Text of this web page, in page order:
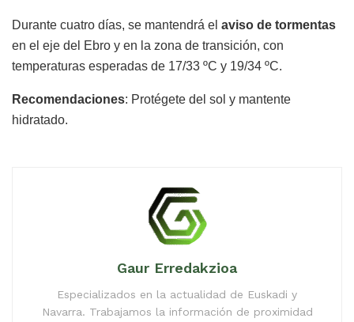
Durante cuatro días, se mantendrá el aviso de tormentas
en el eje del Ebro y en la zona de transición, con
temperaturas esperadas de 17/33 ºC y 19/34 ºC.
Recomendaciones: Protégete del sol y mantente
hidratado.
Gaur Erredakzioa
Especializados en la actualidad de Euskadi y
Navarra. Trabajamos la información de proximidad